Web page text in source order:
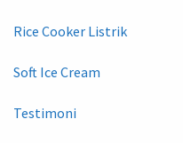
Rice Cooker Listrik
Soft Ice Cream
Testimoni